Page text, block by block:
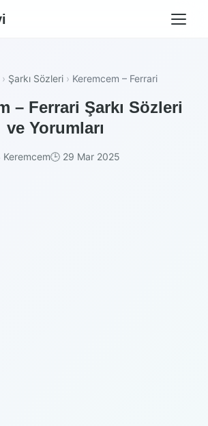
› Şarkı Sözleri › Keremcem – Ferrari
– Ferrari Şarkı Sözleri
ve Yorumları
Keremcem🕒 29 Mar 2025